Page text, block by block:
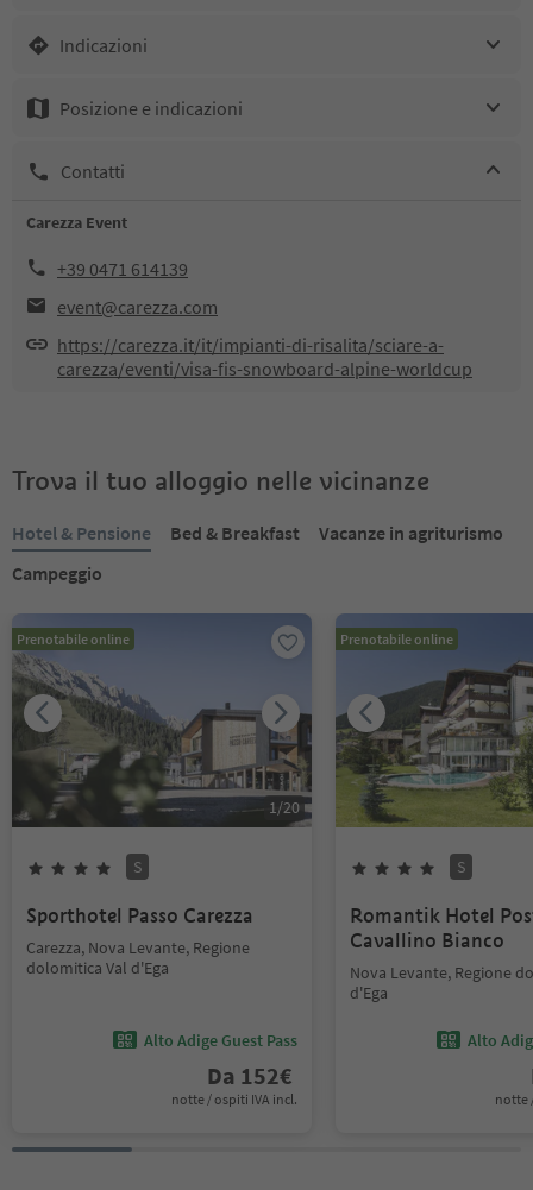
Indicazioni
Posizione e indicazioni
Contatti
Carezza Event
+39 0471 614139
event@carezza.com
https://carezza.it/it/impianti-di-risalita/sciare-a-
carezza/eventi/visa-fis-snowboard-alpine-worldcup
Trova il tuo alloggio nelle vicinanze
Hotel & Pensione Bed & Breakfast
Vacanze in agriturismo
Campeggio
Prenotabile online
1/20
S
Sporthotel Passo Carezza
Carezza, Nova Levante, Regione
dolomitica Val d'Ega
Alto Adige Guest Pass
Da 152€
notte / ospiti IVA incl.
Prenotabile online
S
Romantik Hotel
Cavallino Bianco
Nova Levante, Regione
d'Ega
Alto
notte